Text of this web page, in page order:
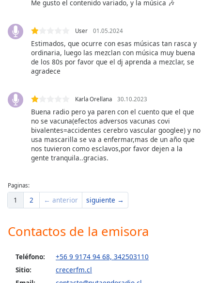
Text
Background
Background
Font
Edge
Me gusto el contenido variado, y la música 🎶
User 01.05.2024
Estimados, que ocurre con esas músicas tan rasca y
ordinaria, luego las mezclan con música muy buena
de los 80s por favor que el dj aprenda a mezclar, se
agradece
Karla Orellana 30.10.2023
Buena radio pero ya paren con el cuento que el que
no se vacuna(efectos adversos vacunas covi
bivalentes=accidentes cerebro vascular googlee) y no
usa mascarilla se va a enfermar,mas de un año que
nos tuvieron como esclavos,por favor dejen a la
gente tranquila..gracias.
Paginas:
1 2 ← anterior siguiente →
Contactos de la emisora
Teléfono:
+56 9 9174 94 68, 342503110
Sitio:
crecerfm.cl